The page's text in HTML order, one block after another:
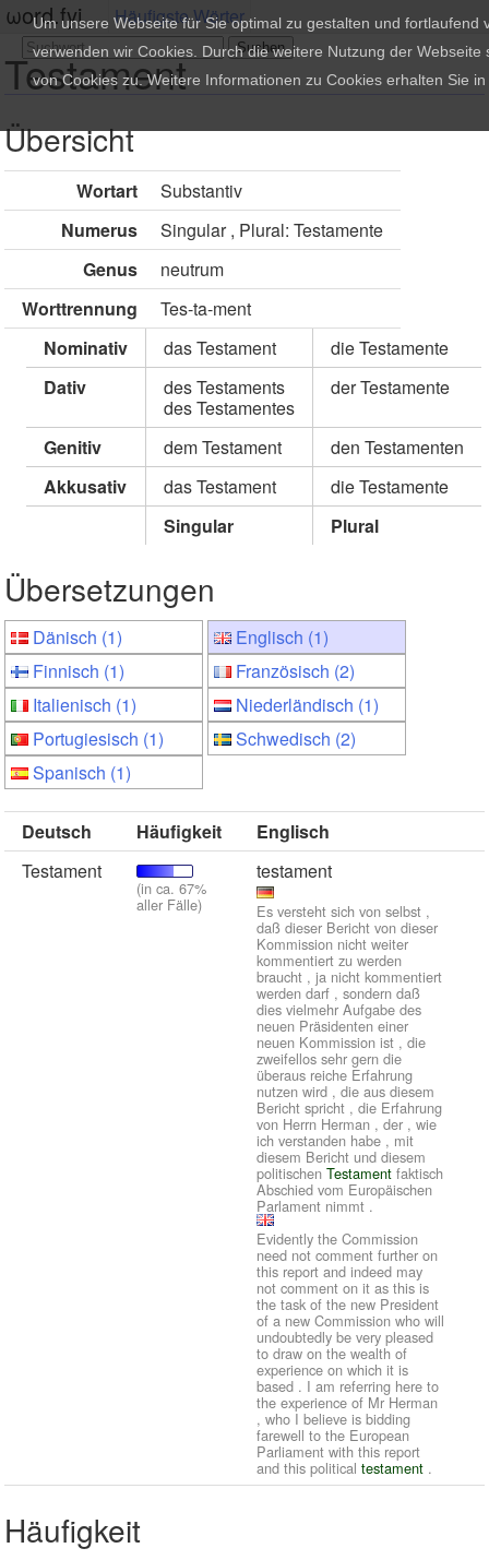
ωord.fyi Häufigste Wörter
Testament
Übersicht
Wortart
Substantiv
Numerus
Singular , Plural: Testamente
Genus
neutrum
Worttrennung
Tes-ta-ment
Nominativ
das Testament
die Testamente
Dativ
des Testaments
des Testamentes
der Testamente
Genitiv dem Testament
den Testamenten
Akkusativ
das Testament
die Testamente
Singular
Plural
Übersetzungen
Dänisch (1)
Englisch (1)
Finnisch (1)
Französisch (2)
Italienisch (1)
Niederländisch (1)
Portugiesisch (1)
Schwedisch (2)
Spanisch (1)
Deutsch Häufigkeit
Englisch
Testament
(in ca. 67%
aller Fälle)
testament
Es versteht sich von selbst ,
daß dieser Bericht von dieser
Kommission nicht weiter
kommentiert zu werden
braucht , ja nicht kommentiert
werden darf , sondern daß
dies vielmehr Aufgabe des
neuen Präsidenten einer
neuen Kommission ist , die
zweifellos sehr gern die
überaus reiche Erfahrung
nutzen wird , die aus diesem
Bericht spricht , die Erfahrung
von Herrn Herman , der , wie
ich verstanden habe , mit
diesem Bericht und diesem
politischen Testament faktisch
Abschied vom Europäischen
Parlament nimmt .
Evidently the Commission
need not comment further on
this report and indeed may
not comment on it as this is
the task of the new President
of a new Commission who will
undoubtedly be very pleased
to draw on the wealth of
experience on which it is
based . I am referring here to
the experience of Mr Herman
, who I believe is bidding
farewell to the European
Parliament with this report
and this political testament .
Häufigkeit
Um unsere Webseite für Sie optimal zu gestalten und fortlaufend
verwenden wir Cookies. Durch die weitere Nutzung der Webseite
von Cookies zu. Weitere Informationen zu Cookies erhalten Sie